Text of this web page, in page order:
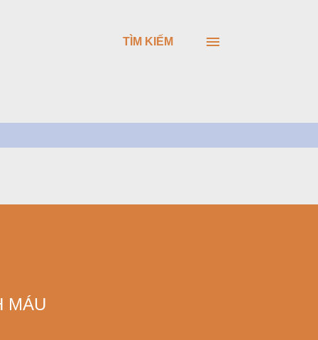
TÌM KIẾM
MÁU